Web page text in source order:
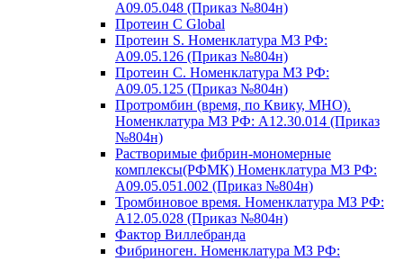
A09.05.048 (Приказ №804н)
Протеин C Global
Протеин S. Номенклатура МЗ РФ:
A09.05.126 (Приказ №804н)
Протеин С. Номенклатура МЗ РФ:
A09.05.125 (Приказ №804н)
Протромбин (время, по Квику, МНО).
Номенклатура МЗ РФ: A12.30.014 (Приказ
№804н)
Растворимые фибрин-мономерные
комплексы(РФМК) Номенклатура МЗ РФ:
A09.05.051.002 (Приказ №804н)
Тромбиновое время. Номенклатура МЗ РФ:
A12.05.028 (Приказ №804н)
Фактор Виллебранда
Фибриноген. Номенклатура МЗ РФ: